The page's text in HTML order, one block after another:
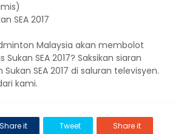
SEA 2017
Malaysia akan membolot
SEA 2017? Saksikan siaran
SEA 2017 di saluran televisyen.
kami.
Share it Tweet Share it